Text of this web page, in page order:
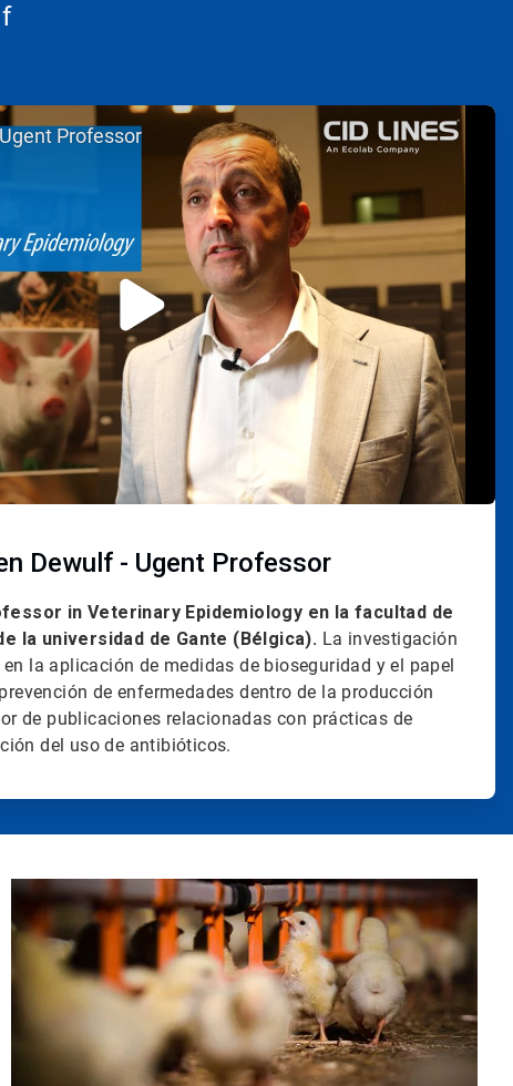
Professor
Dewulf - Ugent Professor
in Veterinary Epidemiology en la facultad de
la universidad de Gante (Bélgica). La investigación
la aplicación de medidas de bioseguridad y el papel
de enfermedades dentro de la producción
de publicaciones relacionadas con prácticas de
del uso de antibióticos.